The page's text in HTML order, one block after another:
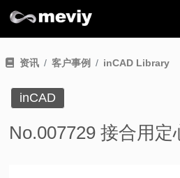
资讯 客户事例 inCAD Library
inCAD
No.007729 接合用定